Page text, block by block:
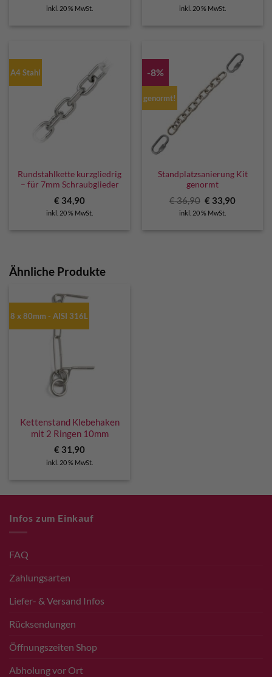
inkl. 20 % MwSt. Preis
war:
inkl. 20 % MwSt.
A4 Stahl
Rundstahlkette kurzgliedrig
– für 7mm Schraubglieder
€ 34,90
inkl. 20 % MwSt.
-8%
genormt!
Standplatzsanierung Kit
genormt
€36,90 Ursprünglicher
Preis
war:
€ 33,90
inkl. 20 % MwSt.
Ähnliche Produkte
8 x 80mm - AISI 316L
Kettenstand Klebehaken
mit 2 Ringen 10mm
€ 31,90
inkl. 20 % MwSt.
Infos zum Einkauf
FAQ
Zahlungsarten
Liefer- & Versand Infos
Rücksendungen
Öffnungszeiten Shop
Abholung vor Ort